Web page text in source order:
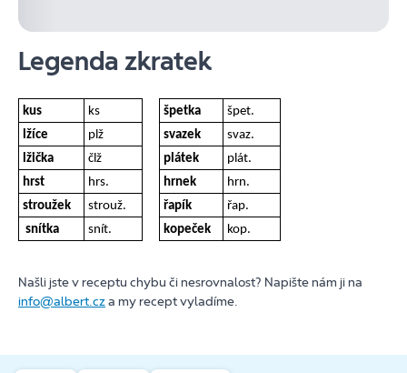
Legenda zkratek
kus ks špetka
špet.
lžíce
plž svazek
svaz.
lžička
člž plátek
plát.
hrst
hrs. hrnek
hrn.
stroužek
strouž. řapík
řap.
snítka
snít. kopeček kop.
Našli jste v receptu chybu či nesrovnalost? Napište nám ji na
info@albert.cza my recept vyladíme.